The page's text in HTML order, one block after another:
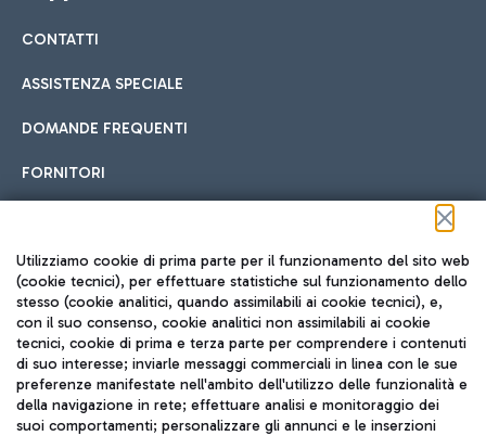
Cucina Internazionale
Fast Food
Hotel in aeroporto
Scegli l'alloggio più adatto e approfitta della vicinanza
all'aeroporto.
Car sharing
Con il Car Sharing è ancora più facile spostarsi
Treno
Raggiungi velocemente l'aeroporto di Fiumicino da Roma
tramite i servizi ferroviari Trenitalia.
CONTATTI
ASSISTENZA SPECIALE
DOMANDE FREQUENTI
FORNITORI
Seguici sui social
TRAVEL JOURNAL
ITA
Utilizziamo cookie di prima parte per il funzionamento del sito web
(cookie tecnici), per effettuare statistiche sul funzionamento dello
stesso (cookie analitici, quando assimilabili ai cookie tecnici), e,
con il suo consenso, cookie analitici non assimilabili ai cookie
tecnici, cookie di prima e terza parte per comprendere i contenuti
di suo interesse; inviarle messaggi commerciali in linea con le sue
preferenze manifestate nell'ambito dell'utilizzo delle funzionalità e
della navigazione in rete; effettuare analisi e monitoraggio dei
suoi comportamenti; personalizzare gli annunci e le inserzioni